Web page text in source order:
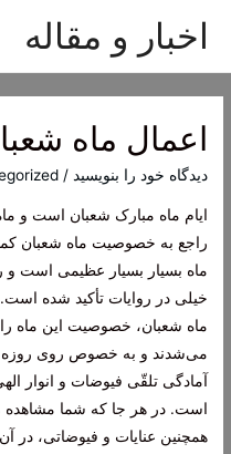
اخبار و مقاله
اعمال ماه
دیدگاه‌ خود را بنویسید /
ایام ماه مبارک شعبان است و
راجع به خصوصیت ماه شعبان
ماه بسیار بسیار عظیمی است و
خیلی در روایات تأکید شده است.
ماه شعبان، خصوصیت این ماه
می‌شدند و به خصوص روی روزه
آمادگی تلقّی فیوضات و انوار
است. در هر جا که شما
همچنین عنایات و فیوضاتی، در